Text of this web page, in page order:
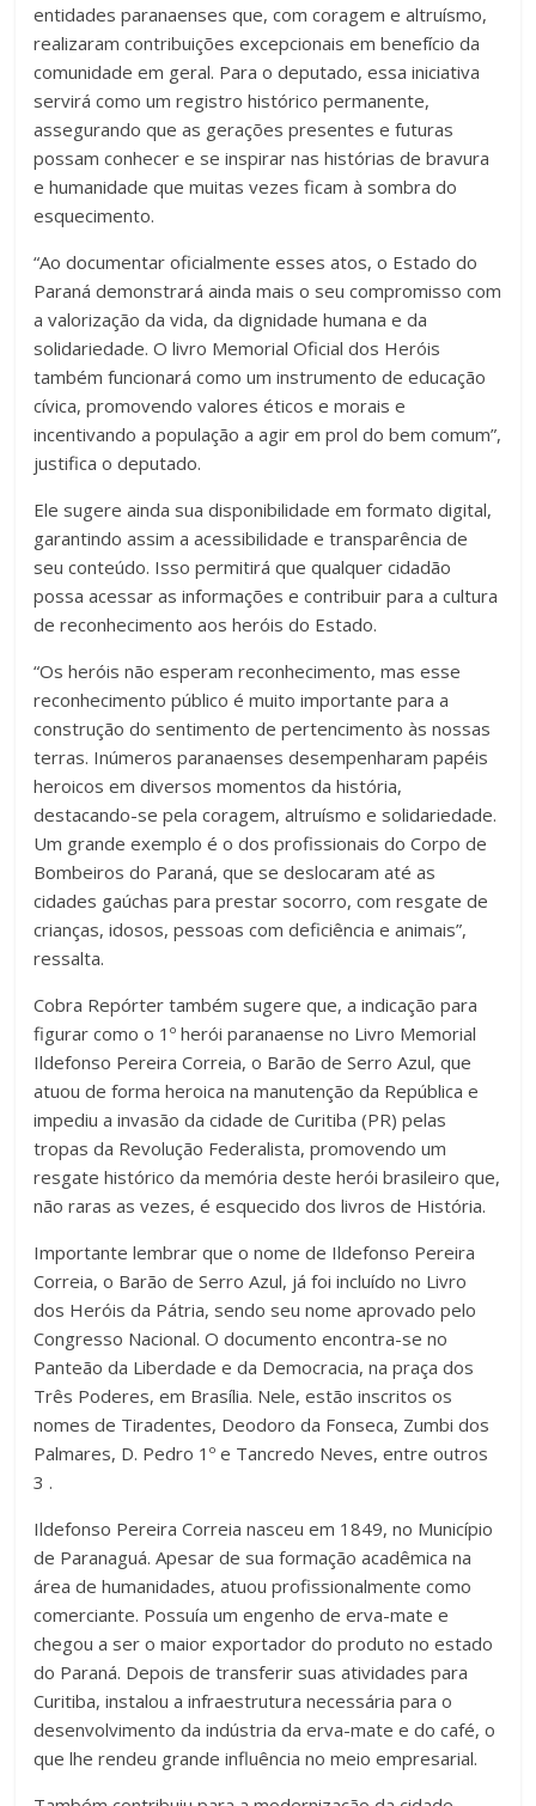
entidades paranaenses que, com coragem e altruísmo,
realizaram contribuições excepcionais em benefício da
comunidade em geral. Para o deputado, essa iniciativa
servirá como um registro histórico permanente,
assegurando que as gerações presentes e futuras
possam conhecer e se inspirar nas histórias de bravura
e humanidade que muitas vezes ficam à sombra do
esquecimento.
“Ao documentar oficialmente esses atos, o Estado do
Paraná demonstrará ainda mais o seu compromisso com
a valorização da vida, da dignidade humana e da
solidariedade. O livro Memorial Oficial dos Heróis
também funcionará como um instrumento de educação
cívica, promovendo valores éticos e morais e
incentivando a população a agir em prol do bem comum”,
justifica o deputado.
Ele sugere ainda sua disponibilidade em formato digital,
garantindo assim a acessibilidade e transparência de
seu conteúdo. Isso permitirá que qualquer cidadão
possa acessar as informações e contribuir para a cultura
de reconhecimento aos heróis do Estado.
“Os heróis não esperam reconhecimento, mas esse
reconhecimento público é muito importante para a
construção do sentimento de pertencimento às nossas
terras. Inúmeros paranaenses desempenharam papéis
heroicos em diversos momentos da história,
destacando-se pela coragem, altruísmo e solidariedade.
Um grande exemplo é o dos profissionais do Corpo de
Bombeiros do Paraná, que se deslocaram até as
cidades gaúchas para prestar socorro, com resgate de
crianças, idosos, pessoas com deficiência e animais”,
ressalta.
Cobra Repórter também sugere que, a indicação para
figurar como o 1º herói paranaense no Livro Memorial
Ildefonso Pereira Correia, o Barão de Serro Azul, que
atuou de forma heroica na manutenção da República e
impediu a invasão da cidade de Curitiba (PR) pelas
tropas da Revolução Federalista, promovendo um
resgate histórico da memória deste herói brasileiro que,
não raras as vezes, é esquecido dos livros de História.
Importante lembrar que o nome de Ildefonso Pereira
Correia, o Barão de Serro Azul, já foi incluído no Livro
dos Heróis da Pátria, sendo seu nome aprovado pelo
Congresso Nacional. O documento encontra-se no
Panteão da Liberdade e da Democracia, na praça dos
Três Poderes, em Brasília. Nele, estão inscritos os
nomes de Tiradentes, Deodoro da Fonseca, Zumbi dos
Palmares, D. Pedro 1º e Tancredo Neves, entre outros
3 .
Ildefonso Pereira Correia nasceu em 1849, no Município
de Paranaguá. Apesar de sua formação acadêmica na
área de humanidades, atuou profissionalmente como
comerciante. Possuía um engenho de erva-mate e
chegou a ser o maior exportador do produto no estado
do Paraná. Depois de transferir suas atividades para
Curitiba, instalou a infraestrutura necessária para o
desenvolvimento da indústria da erva-mate e do café, o
que lhe rendeu grande influência no meio empresarial.